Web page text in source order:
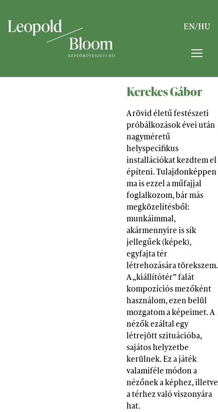
EN/HU
Kerekes Gábor
A rövid életű festészeti
próbálkozások évei után
nagyméretű
helyspecifikus
installációkat kezdtem el
építeni. Tulajdonképpen
ma is ezzel a műfajjal
foglalkozom, bár más
megközelítésből:
munkáimmal,
akármennyire is sík
jellegűek (képek),
egyfajta tér
létrehozására törekszem.
A „kiállítótér” falát
kompozíciós mezőként
használom, ezen belül
mozgatom a képeimet. A
nézők ezáltal egy
létrejött szituációba,
sajátos helyzetbe
kerülnek. Ez a játék
valamiféle módon a
nézőnek a képhez, illetve
a térhez való viszonyára
hat.